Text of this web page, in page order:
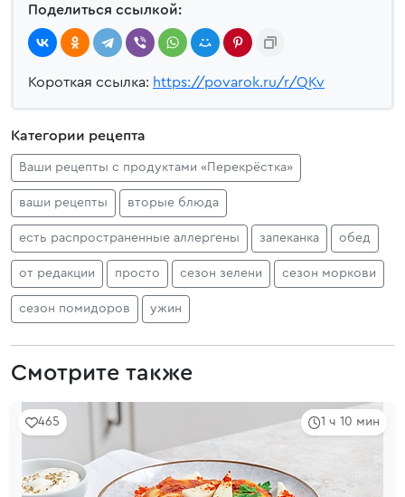
Поделиться ссылкой:
Короткая ссылка: https://povarok.ru/r/QKv
Категории рецепта
Ваши рецепты с продуктами «Перекрёстка»
ваши рецепты вторые блюда
есть распространенные аллергены запеканка обед
от редакции просто сезон зелени сезон моркови
сезон помидоров ужин
Смотрите также
1 ч 10 мин
465